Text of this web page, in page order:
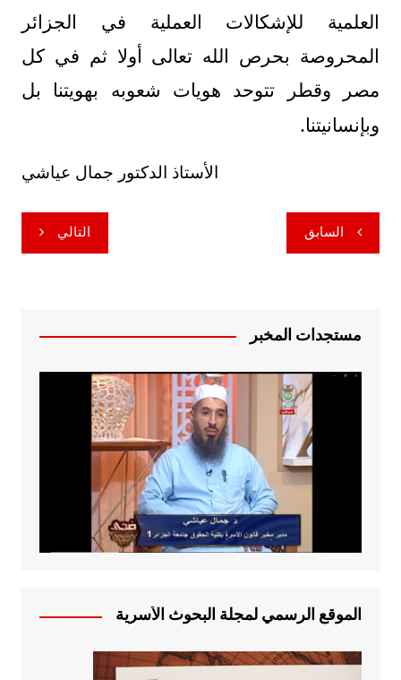
العلمية للإشكالات العملية في الجزائر
المحروصة بحرص الله تعالى أولا ثم في كل
مصر وقطر تتوحد هويات شعوبه بهويتنا بل
وبإنسانيتنا.
الأستاذ الدكتور جمال عياشي
تصفّح
المقالات
السابق التالي
مستجدات المخبر
الموقع الرسمي لمجلة البحوث الأسرية